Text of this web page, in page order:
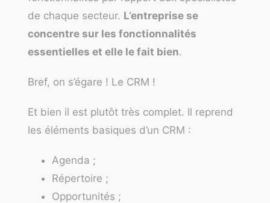
de chaque secteur. L’entreprise se
concentre sur les fonctionnalités
essentielles et elle le fait bien.
Bref, on s’égare ! Le CRM !
Et bien il est plutôt très complet. Il reprend
les éléments basiques d’un CRM :
Agenda ;
Répertoire ;
Opportunités ;